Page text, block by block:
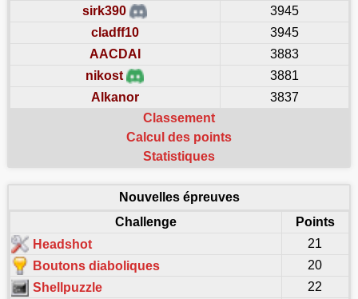
sirk390
3945
cladff10
3945
AACDAI
3883
nikost
3881
Alkanor
3837
Classement
Calcul des points
Statistiques
Nouvelles épreuves
Challenge
Points
Headshot
21
Boutons diaboliques
20
Shellpuzzle
22